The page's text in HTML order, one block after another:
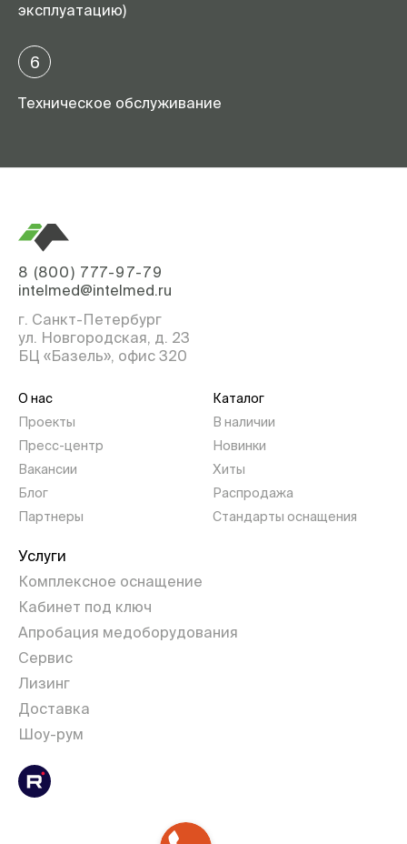
эксплуатацию)
6
Техническое обслуживание
8 (800) 777-97-79
intelmed@intelmed.ru
г. Санкт-Петербург
ул. Новгородская, д. 23
БЦ «Базель», офис 320
О нас
Проекты
Пресс-центр
Вакансии
Блог
Партнеры
Каталог
В наличии
Новинки
Хиты
Распродажа
Стандарты оснащения
Услуги
Комплексное оснащение
Кабинет под ключ
Апробация медоборудования
Сервис
Лизинг
Доставка
Шоу-рум